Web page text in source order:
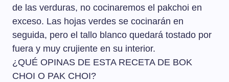
de las verduras, no cocinaremos el pakchoi en
exceso. Las hojas verdes se cocinarán en
seguida, pero el tallo blanco quedará tostado por
fuera y muy crujiente en su interior.
¿QUÉ OPINAS DE ESTA RECETA DE BOK
CHOI O PAK CHOI?